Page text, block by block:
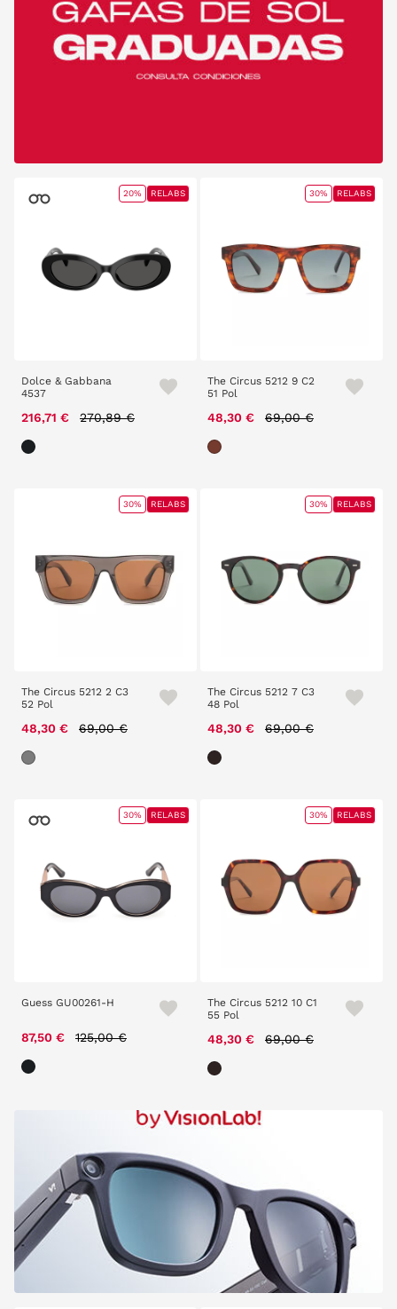
Dolce & Gabbana
4537
216,71 € Price reduced from
270,89 €
20% RELABS
The Circus 5212 9 C2
51 Pol
48,30 € Price reduced from
69,00 €
30% RELABS
The Circus 5212 2 C3
52 Pol
48,30 € Price reduced from
69,00 €
30% RELABS
The Circus 5212 7 C3
48 Pol
48,30 € Price reduced from
69,00 €
30% RELABS
Guess GU00261-H
87,50 € Price reduced from
125,00 €
30% RELABS
The Circus 5212 10 C1
55 Pol
48,30 € Price reduced from
69,00 €
30% RELABS